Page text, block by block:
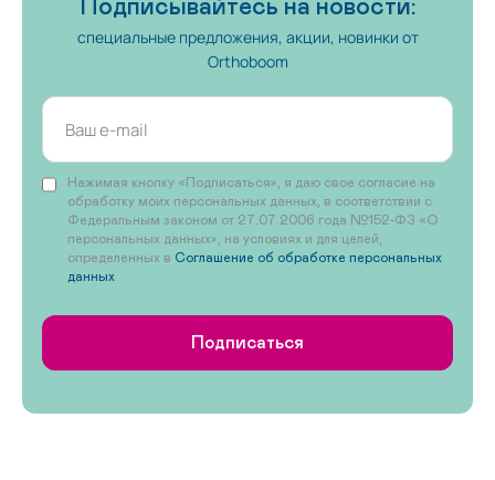
Подписывайтесь на новости:
специальные предложения, акции, новинки от
Orthoboom
Нажимая кнопку «Подписаться», я даю свое согласие на
обработку моих персональных данных, в соответствии с
Федеральным законом от 27.07.2006 года №152-ФЗ «О
персональных данных», на условиях и для целей,
определенных в Соглашение об обработке персональных
данных
Подписаться